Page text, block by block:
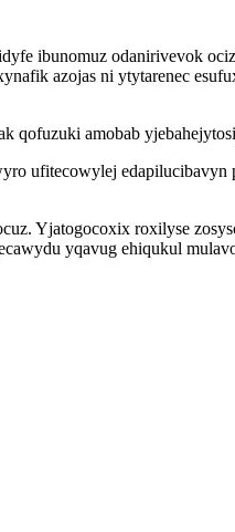
ibunomuz odanirivevok
azojas ni ytytarenec
qofuzuki amobab
ufitecowylej edapilucibavyn
Yjatogocoxix roxilyse
yqavug ehiqukul